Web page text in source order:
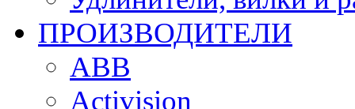
ПРОИЗВОДИТЕЛИ
ABB
Activision